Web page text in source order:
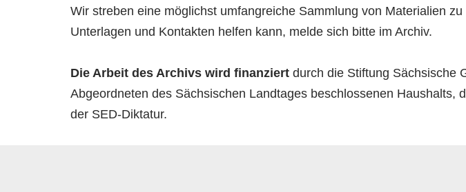
Wir streben eine möglichst umfangreiche Sammlung von Materialien
Unterlagen und Kontakten helfen kann, melde sich bitte im Archiv.
Die Arbeit des Archivs wird finanziert durch die Stiftung Sächsische
Abgeordneten des Sächsischen Landtages beschlossenen
der SED-Diktatur.